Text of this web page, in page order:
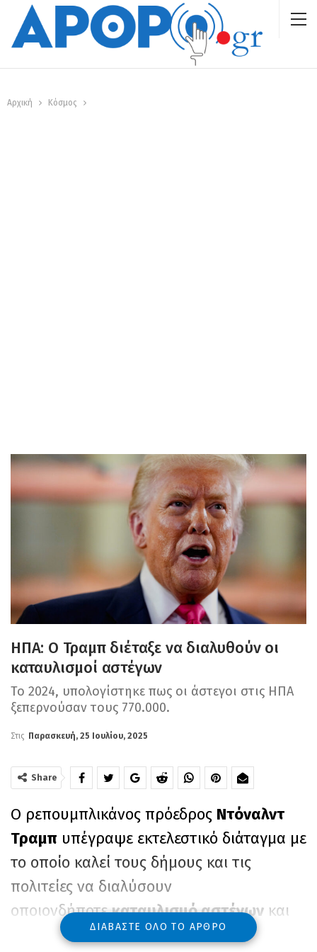
Αρχική Κόσμος
ΗΠΑ: Ο Τραμπ διέταξε να διαλυθούν οι
καταυλισμοί αστέγων
Το 2024, υπολογίστηκε πως οι άστεγοι στις ΗΠΑ
ξεπερνούσαν τους 770.000.
Στις Παρασκευή, 25 Ιουλίου, 2025
Share
Ο ρεπουμπλικάνος πρόεδρος Ντόναλντ
Τραμπ υπέγραψε εκτελεστικό διάταγμα με
το οποίο καλεί τους δήμους και τις
πολιτείες να διαλύσουν
οποιονδήποτεκαταυλισμό αστέγων και
να μεταφέρουν ανθρώπους που ζουν εκεί
ΔΙΑΒΆΣΤΕ ΌΛΟ ΤΟ ΆΡΘΡΟ